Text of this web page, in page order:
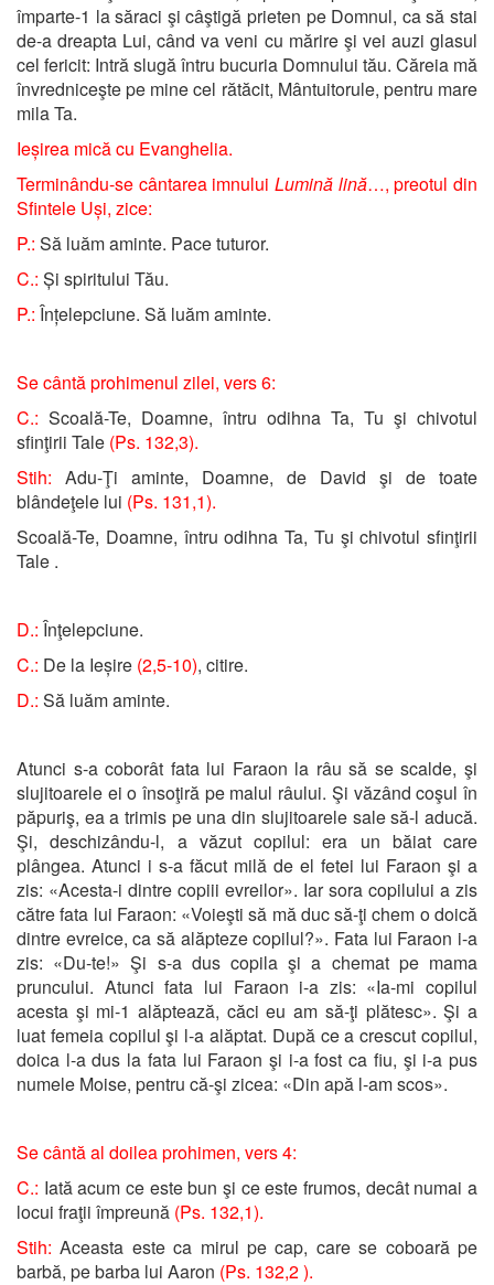
împarte-1 la săraci şi câştigă prieten pe Domnul, ca să stai
de-a dreapta Lui, când va veni cu mărire şi vei auzi glasul
cel fericit: Intră slugă întru bucuria Domnului tău. Căreia mă
învredniceşte pe mine cel rătăcit, Mântuitorule, pentru mare
mila Ta.
Ieșirea mică cu Evanghelia.
Terminându-se cântarea imnului Lumină lină…, preotul din
Sfintele Uși, zice:
P.: Să luăm aminte. Pace tuturor.
C.: Și spiritului Tău.
P.: Înțelepciune. Să luăm aminte.
Se cântă prohimenul zilei, vers 6:
C.: Scoală-Te, Doamne, întru odihna Ta, Tu şi chivotul
sfinţirii Tale (Ps. 132,3).
Stih: Adu-Ţi aminte, Doamne, de David şi de toate
blândeţele lui (Ps. 131,1).
Scoală-Te, Doamne, întru odihna Ta, Tu şi chivotul sfinţirii
Tale .
D.: Înţelepciune.
C.: De la Ieșire (2,5-10), citire.
D.: Să luăm aminte.
Atunci s-a coborât fata lui Faraon la râu să se scalde, şi
slujitoarele ei o însoţiră pe malul râului. Şi văzând coşul în
păpuriş, ea a trimis pe una din slujitoarele sale să-l aducă.
Şi, deschizându-l, a văzut copilul: era un băiat care
plângea. Atunci i s-a făcut milă de el fetei lui Faraon şi a
zis: «Acesta-i dintre copiii evreilor». Iar sora copilului a zis
către fata lui Faraon: «Voieşti să mă duc să-ţi chem o doică
dintre evreice, ca să alăpteze copilul?». Fata lui Faraon i-a
zis: «Du-te!» Şi s-a dus copila şi a chemat pe mama
pruncului. Atunci fata lui Faraon i-a zis: «Ia-mi copilul
acesta şi mi-1 alăptează, căci eu am să-ţi plătesc». Şi a
luat femeia copilul şi l-a alăptat. După ce a crescut copilul,
doica l-a dus la fata lui Faraon şi i-a fost ca fiu, şi i-a pus
numele Moise, pentru că-şi zicea: «Din apă l-am scos».
Se cântă al doilea prohimen, vers 4:
C.: Iată acum ce este bun şi ce este frumos, decât numai a
locui fraţii împreună (Ps. 132,1).
Stih: Aceasta este ca mirul pe cap, care se coboară pe
barbă, pe barba lui Aaron (Ps. 132,2 ).